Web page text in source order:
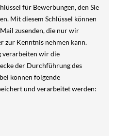
für Bewerbungen, den Sie
Mit diesem Schlüssel können
zusenden, die nur wir
zur Kenntnis nehmen kann.
verarbeiten wir die
der Durchführung des
können folgende
und verarbeitet werden: